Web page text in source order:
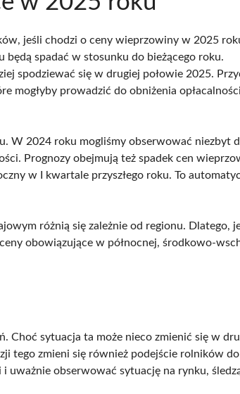
jeśli chodzi o ceny wieprzowiny w 2025
będą spadać w stosunku do bieżącego roku.
spodziewać się w drugiej połowie 2025.
mogłyby prowadzić do obniżenia
W 2024 roku mogliśmy obserwować niezbyt
Prognozy obejmują też spadek cen
w I kwartale przyszłego roku. To
różnią się zależnie od regionu. Dlatego,
obowiązujące w północnej, środkowo-
Choć sytuacja ta może nieco zmienić się w
tego zmieni się również podejście rolników
obserwować sytuację na rynku,